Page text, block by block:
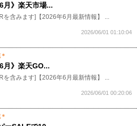
月》楽天市場...
を含みます]【2026年6月最新情報】 ...
2026/06/01 01:10:04
月》楽天GO...
を含みます]【2026年6月最新情報】 ...
2026/06/01 00:20:06